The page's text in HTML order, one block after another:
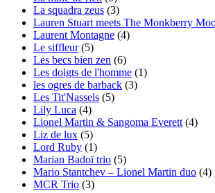
La squadra zeus (3)
Lauren Stuart meets The Monkberry
Laurent Montagne (4)
Le siffleur(5)
Les becs bien zen (6)
Les doigts de l'homme (1)
les ogres de barback (3)
Les Tit'Nassels (5)
Lily Luca (4)
Lionel Martin & Sangoma Everett (4)
Liz de lux (5)
Lord Ruby (1)
Marian Badoï trio (5)
Mario Stantchev – Lionel Martin duo (4)
MCR Trio (3)